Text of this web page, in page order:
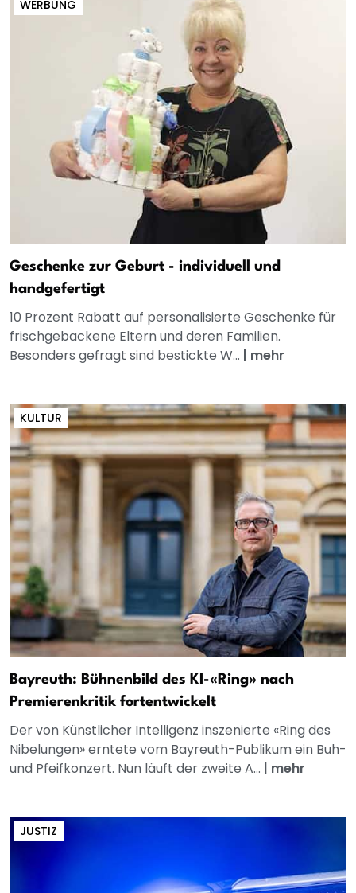
WERBUNG
Geschenke zur Geburt - individuell und
handgefertigt
10 Prozent Rabatt auf personalisierte Geschenke für
frischgebackene Eltern und deren Familien.
Besonders gefragt sind bestickte W... | mehr
KULTUR
Bayreuth: Bühnenbild des KI-«Ring» nach
Premierenkritik fortentwickelt
Der von Künstlicher Intelligenz inszenierte «Ring des
Nibelungen» erntete vom Bayreuth-Publikum ein Buh-
und Pfeifkonzert. Nun läuft der zweite A... | mehr
JUSTIZ